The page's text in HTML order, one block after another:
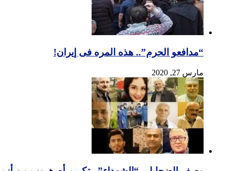
“مدافعو الحرم”.. هذه المره فی إیران!
مارس 27, 2020